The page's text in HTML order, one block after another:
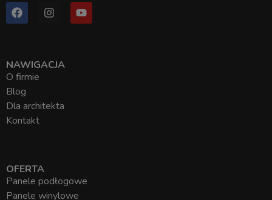
NAWIGACJA
O firmie
Blog
Dla architekta
Kontakt
OFERTA
Panele podłogowe
Panele winylowe